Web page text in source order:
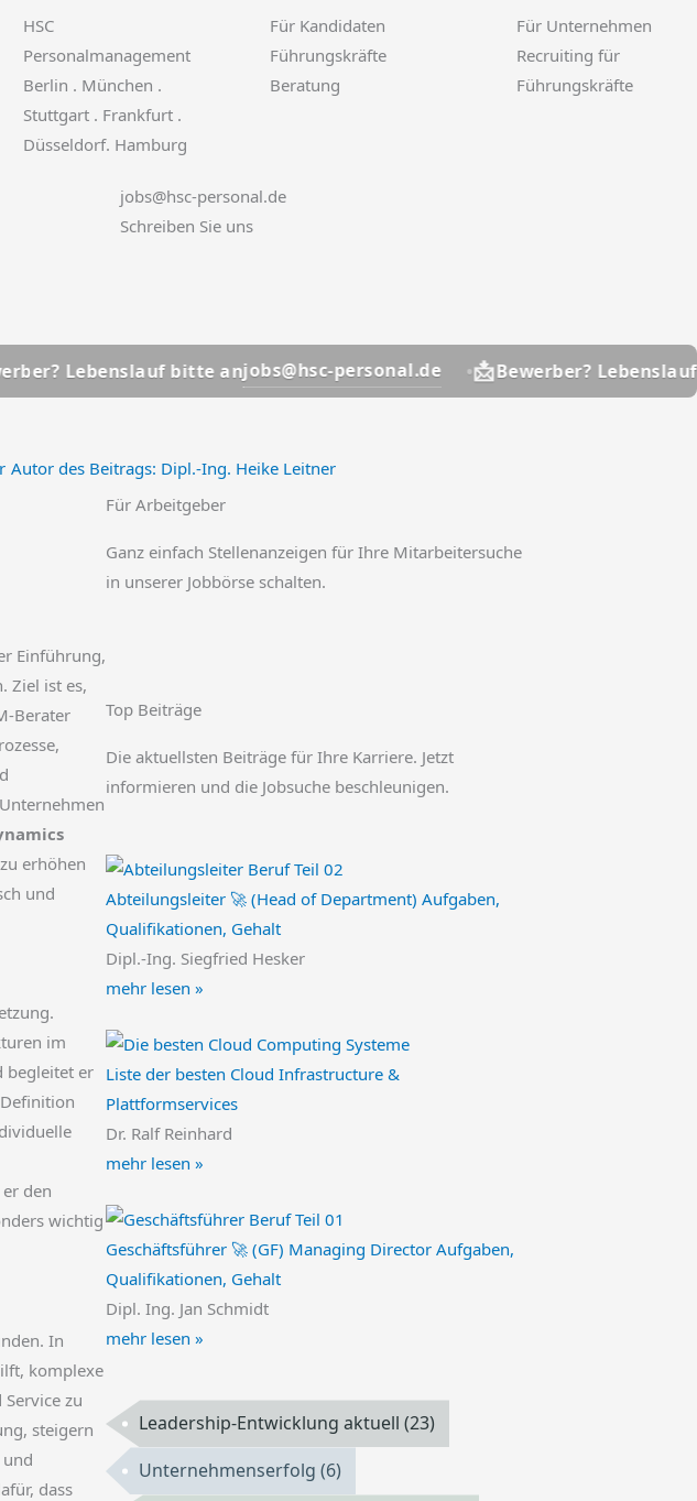
HSC
Personalmanagement
Berlin . München .
Stuttgart . Frankfurt .
Düsseldorf. Hamburg
Für Kandidaten
Führungskräfte
Beratung
Für Unternehmen
Recruiting für
Führungskräfte
jobs@hsc-personal.de
Schreiben Sie uns
bitte anjobs@hsc-personal.de 📩Bewerber? Lebenslauf bitte an
Autor des Beitrags: Dipl.-Ing. Heike Leitner
Einführung,
Ziel ist es,
Berater
erhöhen
und
im
begleitet er
den
wichtig
In
komplexe
zu
steigern
dass
Für Arbeitgeber
Ganz einfach Stellenanzeigen für Ihre Mitarbeitersuche
in unserer Jobbörse schalten.
Top Beiträge
Die aktuellsten Beiträge für Ihre Karriere. Jetzt
informieren und die Jobsuche beschleunigen.
Abteilungsleiter 🚀 (Head of Department) Aufgaben,
Qualifikationen, Gehalt
Dipl.-Ing. Siegfried Hesker
mehr lesen »
Liste der besten Cloud Infrastructure &
Plattformservices
Dr. Ralf Reinhard
mehr lesen »
Geschäftsführer 🚀 (GF) Managing Director Aufgaben,
Qualifikationen, Gehalt
Dipl. Ing. Jan Schmidt
mehr lesen »
Leadership-Entwicklung aktuell (23)
Unternehmenserfolg (6)